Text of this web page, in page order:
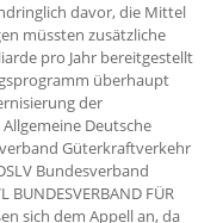
davor, die Mittel
müssten zusätzliche
pro Jahr bereitgestellt
überhaupt
der
Deutsche
Güterkraftverkehr
Bundesverband
FÜR
sich dem Appell an, da